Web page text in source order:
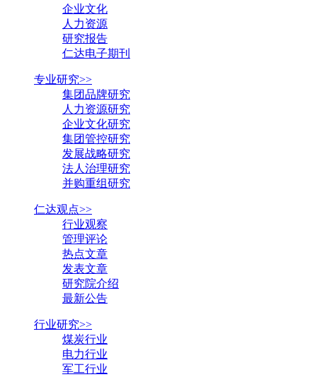
企业文化
人力资源
研究报告
仁达电子期刊
专业研究>>
集团品牌研究
人力资源研究
企业文化研究
集团管控研究
发展战略研究
法人治理研究
并购重组研究
仁达观点>>
行业观察
管理评论
热点文章
发表文章
研究院介绍
最新公告
行业研究>>
煤炭行业
电力行业
军工行业